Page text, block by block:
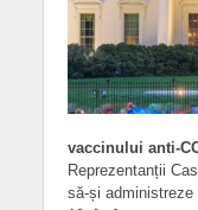
vaccinului anti-
Reprezentanții
să-și